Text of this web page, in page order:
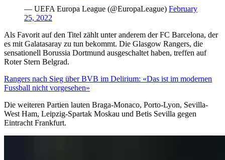
— UEFA Europa League (@EuropaLeague) February
25, 2022
Als Favorit auf den Titel zählt unter anderem der FC Barcelona, der
es mit Galatasaray zu tun bekommt. Die Glasgow Rangers, die
sensationell Borussia Dortmund ausgeschaltet haben, treffen auf
Roter Stern Belgrad.
Rangers nach Sieg über BVB im Delirium: «Das ist im modernen
Fussball nicht vorgesehen»
Die weiteren Partien lauten Braga-Monaco, Porto-Lyon, Sevilla-
West Ham, Leipzig-Spartak Moskau und Betis Sevilla gegen
Eintracht Frankfurt.